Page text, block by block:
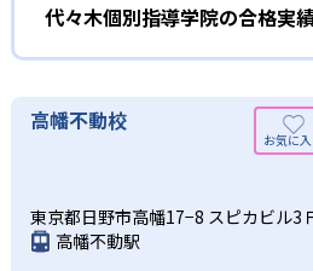
中学生コースは公立や私立高校対
力試験、作文の基礎指導も含んで
には定期テストの対策や苦手克服
分に合ったコースを選択できる。
スト対策から一般入試、推薦対策
試）、内部進学対策など幅広いニ
生徒の理解度をコンピュー
分野を分かるまで反復学習
問題が解けるようになるまでの時
内容を指導。それぞれの生徒に合
部活や習い事などのプライベ
に向け
生徒と受講可能な時間を相談した
どんな生徒でもその生徒にあった
く授業が受講できる。代々木個別
やりたいと生徒に思ってもらうよ
ん、生徒に勉強を最後までやりと
思ってもらえるように、じっくり
担当講師とは別に総合学習アドバ
るため、挫折することなく勉強で
教室受講とは別に自宅で個別指導
代々木個別指導学院の合格実
代々木個別指導学院は、合格実績
ていない。志望校への実績がある
するか各教室に問い合わせしてほ
高幡不動校
東京都日野市高幡17−8 スピカビル3
高幡不動駅